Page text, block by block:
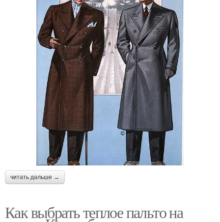
читать дальше →
Как выбрать теплое пальто на